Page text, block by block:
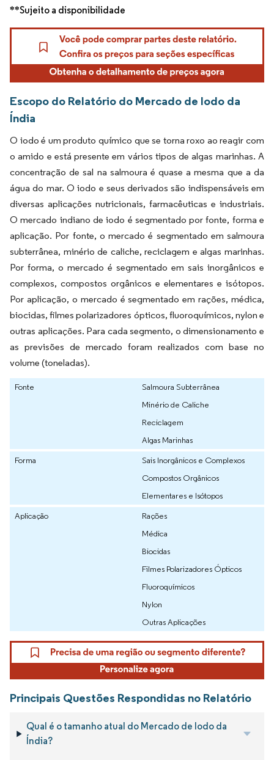
**Sujeito a disponibilidade
Escopo do Relatório do Mercado de Iodo da
Índia
O iodo é um produto químico que se torna roxo ao reagir com
o amido e está presente em vários tipos de algas marinhas. A
concentração de sal na salmoura é quase a mesma que a da
água do mar. O iodo e seus derivados são indispensáveis em
diversas aplicações nutricionais, farmacêuticas e industriais.
O mercado indiano de iodo é segmentado por fonte, forma e
aplicação. Por fonte, o mercado é segmentado em salmoura
subterrânea, minério de caliche, reciclagem e algas marinhas.
Por forma, o mercado é segmentado em sais inorgânicos e
complexos, compostos orgânicos e elementares e isótopos.
Por aplicação, o mercado é segmentado em rações, médica,
biocidas, filmes polarizadores ópticos, fluoroquímicos, nylon e
outras aplicações. Para cada segmento, o dimensionamento e
as previsões de mercado foram realizados com base no
volume (toneladas).
Fonte
Salmoura Subterrânea
Minério de Caliche
Reciclagem
Algas Marinhas
Forma
Sais Inorgânicos e Complexos
Compostos Orgânicos
Elementares e Isótopos
Aplicação
Rações
Médica
Biocidas
Filmes Polarizadores Ópticos
Fluoroquímicos
Nylon
Outras Aplicações
Principais Questões Respondidas no Relatório
Qual é o tamanho atual do Mercado de Iodo da
Índia?